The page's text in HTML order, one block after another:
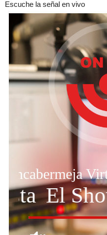
Escuche la señal en vivo